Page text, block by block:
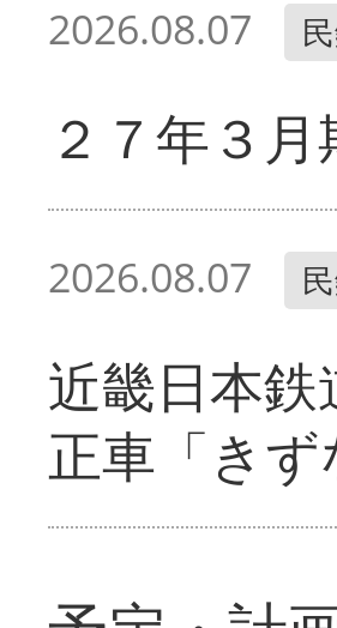
2026.08.07
２７年３
2026.08.07
近畿日本
正車「きず